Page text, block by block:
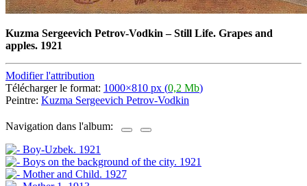
Kuzma Sergeevich Petrov-Vodkin –Still Life. Grapes and
apples. 1921
Modifier l'attribution
Télécharger le format: 1000×810 px (0,2 Mb)
Peintre: Kuzma Sergeevich Petrov-Vodkin
Navigation dans l'album: